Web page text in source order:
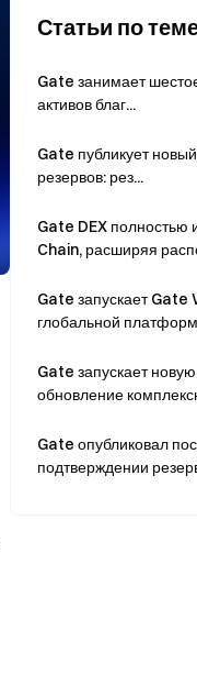
Статьи по
Gate занимает
активов благ...
Gate публикует
резервов: рез...
Gate DEX полностью
Chain, расширяя
Gate запускает Gate
глобальной
Gate запускает
обновление
Gate опубликовал
подтверждении